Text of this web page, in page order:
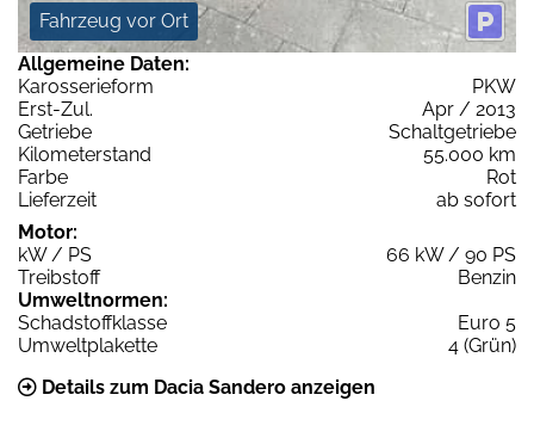
Fahrzeug vor Ort
Allgemeine Daten:
Karosserieform
PKW
Erst-Zul.
Apr / 2013
Getriebe
Schaltgetriebe
Kilometerstand
55.000 km
Farbe
Rot
Lieferzeit
ab sofort
Motor:
kW / PS
66 kW / 90 PS
Treibstoff
Benzin
Umweltnormen:
Schadstoffklasse
Euro 5
Umweltplakette
4 (Grün)
Details zum Dacia Sandero anzeigen